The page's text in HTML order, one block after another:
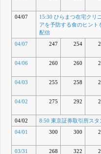
04/07
15:30 ひらまつ在宅クリ
アを予防する食のヒン
配信
04/07
247 254
04/06
260 260
04/03
255 258
04/02
275 292
04/02
8:50 東京証券取引所スタ
04/01
300 300
03/31 268 322